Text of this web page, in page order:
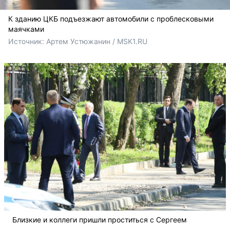
К зданию ЦКБ подъезжают автомобили с проблесковыми
маячками
Источник: Артем Устюжанин / MSK1.RU
Близкие и коллеги пришли проститься с Сергеем